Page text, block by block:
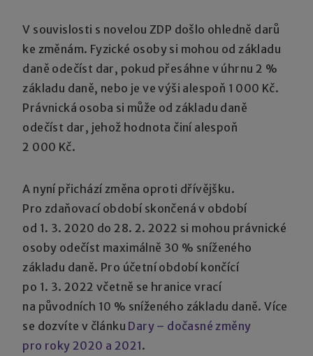
V souvislosti s novelou ZDP došlo ohledně darů
ke změnám. Fyzické osoby si mohou od základu
daně odečíst dar, pokud přesáhne v úhrnu 2 %
základu daně, nebo je ve výši alespoň 1 000 Kč.
Právnická osoba si může od základu daně
odečíst dar, jehož hodnota činí alespoň
2 000 Kč.
A nyní přichází změna oproti dřívějšku.
Pro zdaňovací období skončená v období
od 1. 3. 2020 do 28. 2. 2022 si mohou právnické
osoby odečíst maximálně 30 % sníženého
základu daně. Pro účetní období končící
po 1. 3. 2022 včetně se hranice vrací
na původních 10 % sníženého základu daně. Více
se dozvíte v článku Dary – dočasné změny
pro roky 2020 a 2021.